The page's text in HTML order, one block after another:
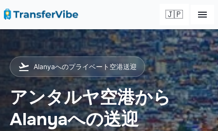
🇯🇵
Alanyaへのプライベート空港送迎
アンタルヤ空港から
Alanyaへの送迎